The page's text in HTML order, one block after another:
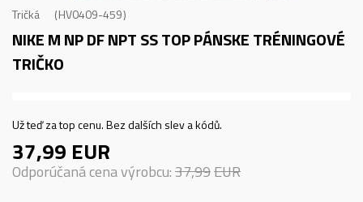
Tričká HV0409-459
NIKE M NP DF NPT SS TOPPÁNSKE TRÉNINGOVÉ
TRIČKO
Už teď za top cenu. Bez dalších slev a kódů.
37,99 EUR
Odporúčaná cena výrobcu:37,99EUR